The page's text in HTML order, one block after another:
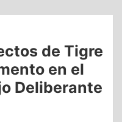
de Tigre
en el
Deliberante